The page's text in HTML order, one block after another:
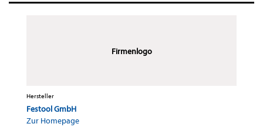
Firmenlogo
Hersteller
Festool GmbH
Zur Homepage